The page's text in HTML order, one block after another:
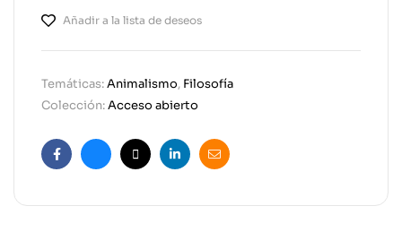
Añadir a la lista de deseos
Temáticas:Animalismo, Filosofía
Colección:Acceso abierto
FacebookBluesky
X Linkedin
Email